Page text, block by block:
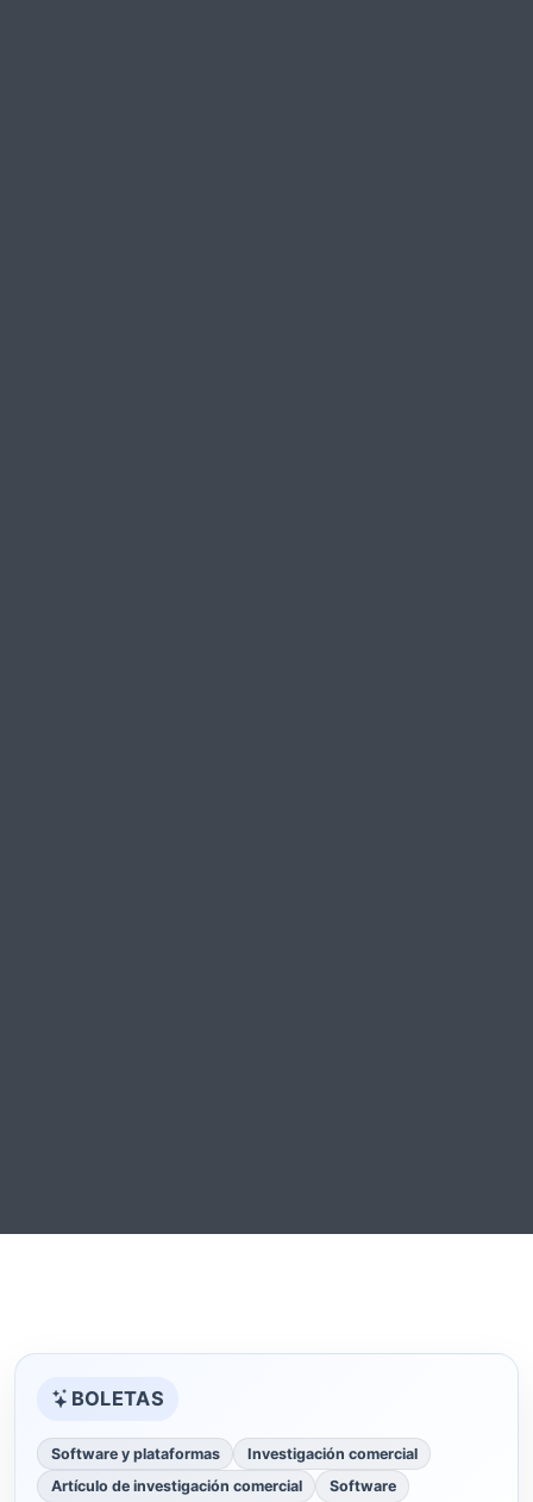
BOLETAS
Software y plataformas
Investigación comercial
Artículo de investigación comercial
Software